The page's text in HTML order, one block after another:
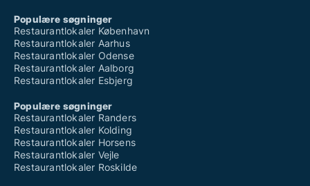
Populære søgninger
Restaurantlokaler København
Restaurantlokaler Aarhus
Restaurantlokaler Odense
Restaurantlokaler Aalborg
Restaurantlokaler Esbjerg
Populære søgninger
Restaurantlokaler Randers
Restaurantlokaler Kolding
Restaurantlokaler Horsens
Restaurantlokaler Vejle
Restaurantlokaler Roskilde